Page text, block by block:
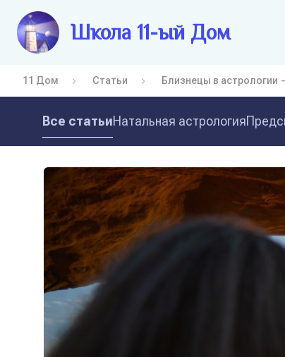
Школа 11-ый Дом
11 Дом Статьи Близнецы в астрологии
Все статьиНатальная астрология